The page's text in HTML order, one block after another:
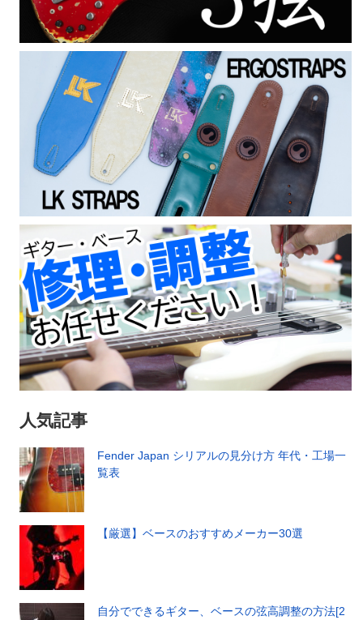
人気記事
Fender Japan シリアルの見分け方 年代・工場一
覧表
【厳選】ベースのおすすめメーカー30選
自分でできるギター、ベースの弦高調整の方法[2